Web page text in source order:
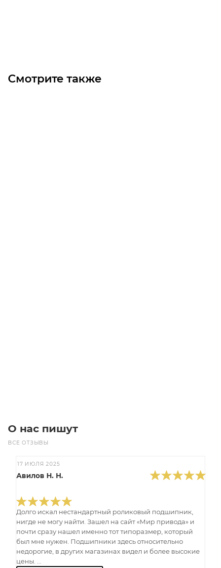
Смотрите также
О нас пишут
ВСЕ ОТЗЫВЫ
17 ИЮЛЯ 2025
Авилов Н. Н.
Долго искал нестандартный роликовый подшипник,
нигде не могу найти. Зашел на сайт «Мир привода» и
почти сразу нашел именно тот типоразмер, который
был мне нужен. Подшипники здесь относительно
недорогие, в других магазинах видел и более высокие
цены. ...